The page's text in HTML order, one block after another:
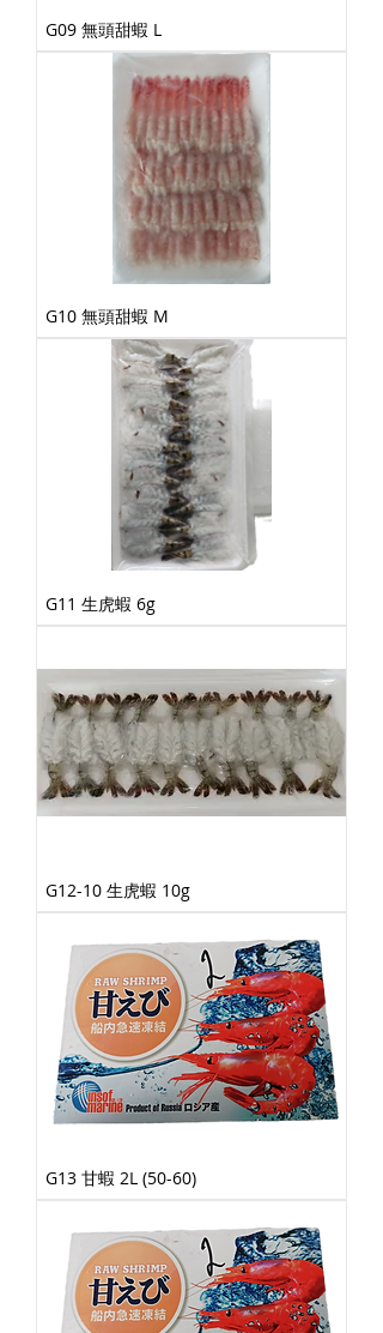
G09 無頭甜蝦 L
G10 無頭甜蝦 M
G11 生虎蝦 6g
G12-10 生虎蝦 10g
G13 甘蝦 2L (50-60)